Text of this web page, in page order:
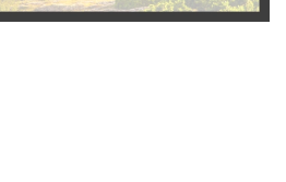
L'OFFERTA